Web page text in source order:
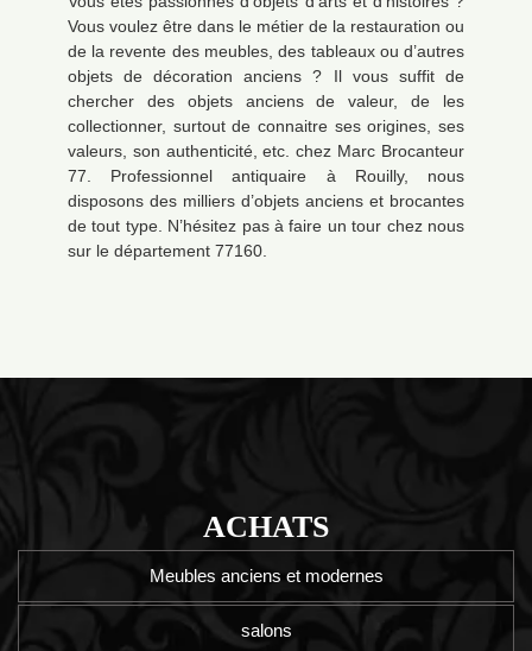
Vous voulez être dans le métier de la restauration ou
de la revente des meubles, des tableaux ou d’autres
objets de décoration anciens ? Il vous suffit de
chercher des objets anciens de valeur, de les
collectionner, surtout de connaitre ses origines, ses
valeurs, son authenticité, etc. chez Marc Brocanteur
77. Professionnel antiquaire à Rouilly, nous
disposons des milliers d’objets anciens et brocantes
de tout type. N’hésitez pas à faire un tour chez nous
sur le département 77160.
ACHATS
Meubles anciens et modernes
salons